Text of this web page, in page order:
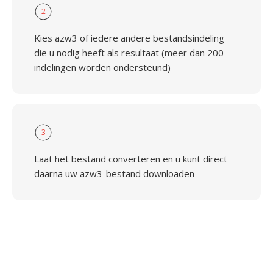
2
Kies azw3 of iedere andere bestandsindeling
die u nodig heeft als resultaat (meer dan 200
indelingen worden ondersteund)
3
Laat het bestand converteren en u kunt direct
daarna uw azw3-bestand downloaden